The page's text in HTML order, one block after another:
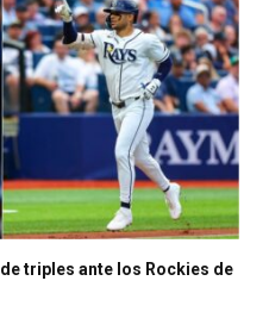
triples ante los Rockies de